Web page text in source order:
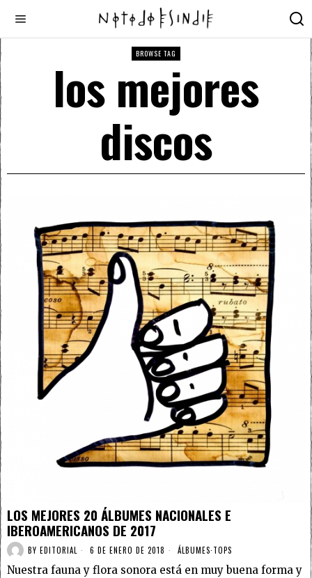
BROWSE TAG
los mejores
discos
LOS MEJORES 20 ÁLBUMES NACIONALES E
IBEROAMERICANOS DE 2017
BY EDITORIAL 6 DE ENERO DE 2018 ÁLBUMES·TOPS
Nuestra fauna y flora sonora está en muy buena forma y